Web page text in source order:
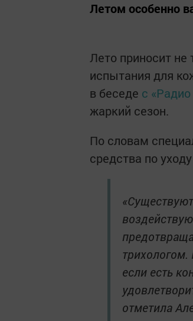
Летом особенно
Лето приносит не
испытания для
в беседе с
жаркий сезон.
По словам
средства по
если есть
отметила